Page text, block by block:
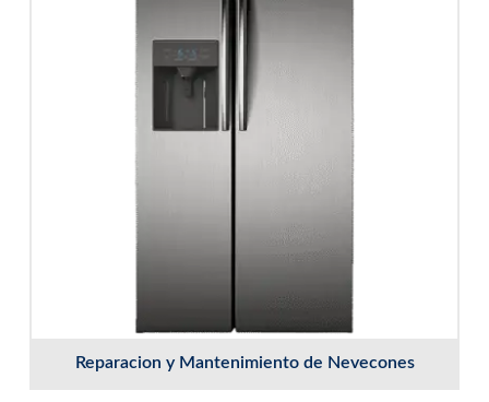
Reparacion y Mantenimiento de Nevecones